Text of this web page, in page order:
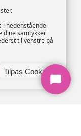
i nedenstående
dine samtykker
til venstre på
Tilpas Cookies